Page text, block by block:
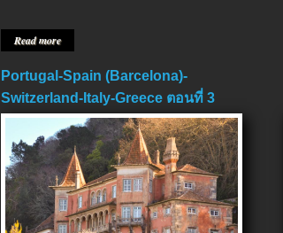
Read more
Portugal-Spain (Barcelona)-
Switzerland-Italy-Greece ตอนที่ 3